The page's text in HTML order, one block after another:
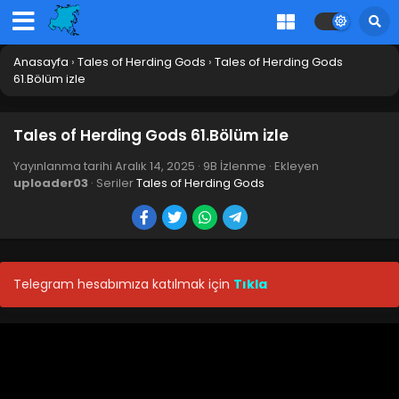
Anasayfa › Tales of Herding Gods › Tales of Herding Gods
61.Bölüm izle
Tales of Herding Gods 61.Bölüm izle
Yayınlanma tarihi Aralık 14, 2025 · 9B İzlenme · Ekleyen
uploader03 · SerilerTales of Herding Gods
Telegram hesabımıza katılmak için Tıkla
Tales of Herding Gods 74.Bölüm izle
Blm 74 - Mart 18, 2026
Blm 73 - Mart 8, 2026
Tales of Herding Gods 72.Bölüm
Blm 72 - Mart 1, 2026
Tales of Herding Gods 71.Bölüm
Blm 71 - Şubat 22, 2026